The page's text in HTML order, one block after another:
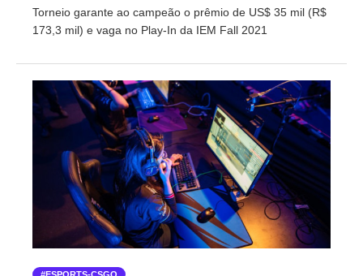
Torneio garante ao campeão o prêmio de US$ 35 mil (R$
173,3 mil) e vaga no Play-In da IEM Fall 2021